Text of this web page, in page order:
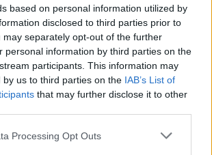
based on personal information utilized by
disclosed to third parties prior to
may separately opt-out of the further
personal information by third parties on the
participants. This information may
by us to third parties on the IAB’s List of
that may further disclose it to other
Processing Opt Outs